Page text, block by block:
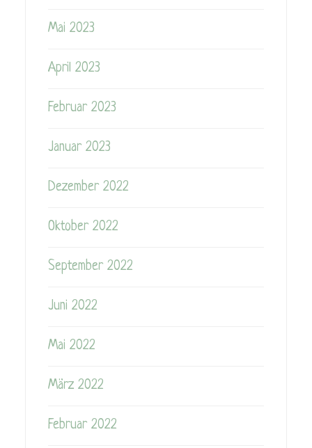
Mai 2023
April 2023
Februar 2023
Januar 2023
Dezember 2022
Oktober 2022
September 2022
Juni 2022
Mai 2022
März 2022
Februar 2022